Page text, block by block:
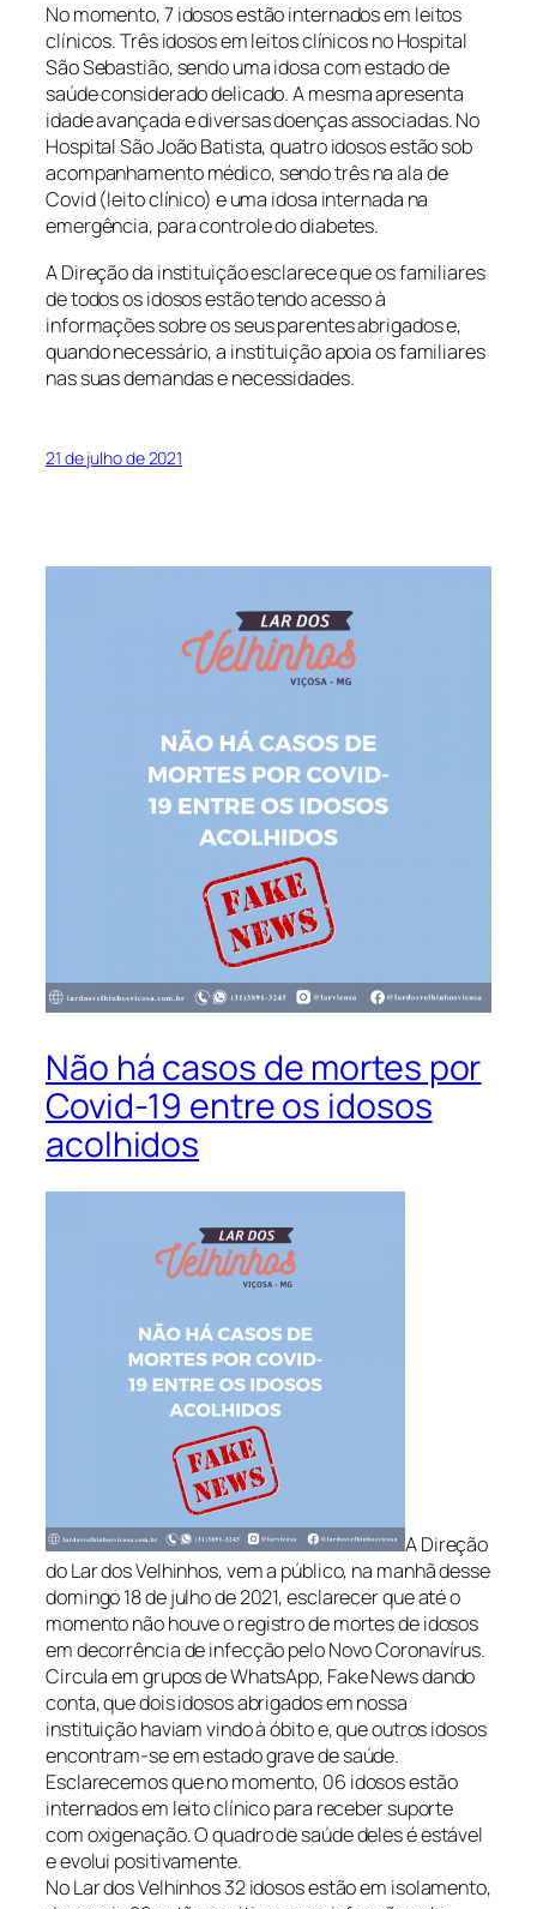
No momento, 7 idosos estão internados em leitos
clínicos. Três idosos em leitos clínicos no Hospital
São Sebastião, sendo uma idosa com estado de
saúde considerado delicado. A mesma apresenta
idade avançada e diversas doenças associadas. No
Hospital São João Batista, quatro idosos estão sob
acompanhamento médico, sendo três na ala de
Covid (leito clínico) e uma idosa internada na
emergência, para controle do diabetes.
A Direção da instituição esclarece que os familiares
de todos os idosos estão tendo acesso à
informações sobre os seus parentes abrigados e,
quando necessário, a instituição apoia os familiares
nas suas demandas e necessidades.
21 de julho de 2021
Não há casos de mortes por
Covid-19 entre os idosos
acolhidos
A Direção
do Lar dos Velhinhos, vem a público, na manhã desse
domingo 18 de julho de 2021, esclarecer que até o
momento não houve o registro de mortes de idosos
em decorrência de infecção pelo Novo Coronavírus.
Circula em grupos de WhatsApp, Fake News dando
conta, que dois idosos abrigados em nossa
instituição haviam vindo à óbito e, que outros idosos
encontram-se em estado grave de saúde.
Esclarecemos que no momento, 06 idosos estão
internados em leito clínico para receber suporte
com oxigenação. O quadro de saúde deles é estável
e evolui positivamente.
No Lar dos Velhinhos 32 idosos estão em isolamento,